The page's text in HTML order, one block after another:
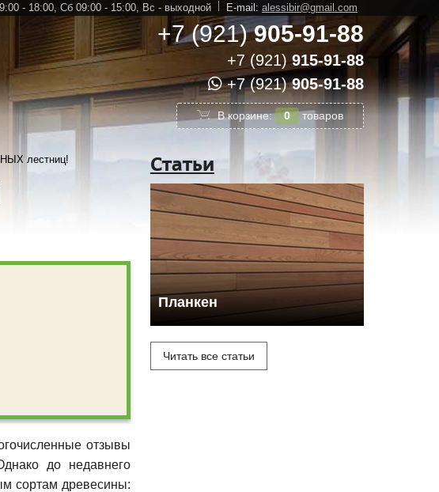
- 18:00, Сб 09:00 - 15:00, Вс - выходной E-mail: alessibir@gmail.com
+7 (921)905-91-88
+7 (921)915-91-88
+7 (921)905-91-88
В корзине: 0 товаров
лестниц!
отзывы
до недавнего
сортам древесины:
Статьи
Планкен
Читать все статьи